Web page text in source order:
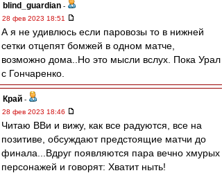
blind_guardian -
28 фев 2023 18:51
А я не удивлюсь если паровозы то в нижней
сетки отцепят бомжей в одном матче,
возможно дома..Но это мысли вслух. Пока Урал
с Гончаренко.
Край -
28 фев 2023 18:46
Читаю ВВи и вижу, как все радуются, все на
позитиве, обсуждают предстоящие матчи до
финала...Вдруг появляются пара вечно хмурых
персонажей и говорят: Хватит ныть!